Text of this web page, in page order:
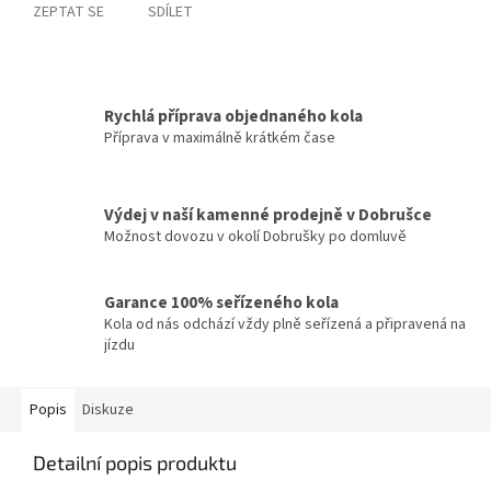
ZEPTAT SE SDÍLET
Rychlá příprava objednaného kola
Příprava v maximálně krátkém čase
Výdej v naší kamenné prodejně v Dobrušce
Možnost dovozu v okolí Dobrušky po domluvě
Garance 100% seřízeného kola
Kola od nás odchází vždy plně seřízená a připravená na
jízdu
Popis Diskuze
Detailní popis produktu